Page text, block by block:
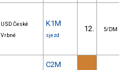
USD České
Vrbné
K1M
sjezd
12. 5/DM
C2M